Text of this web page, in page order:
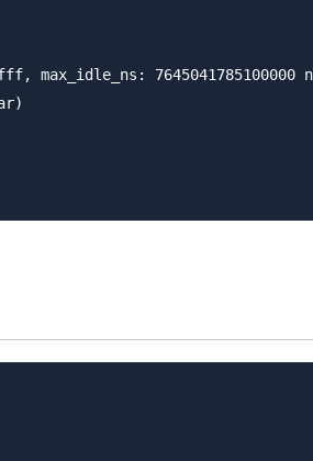
7645041785100000